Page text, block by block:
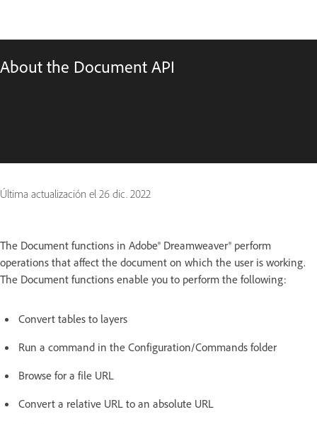
About the Document API
Última actualización el 26 dic. 2022
The Document functions in Adobe® Dreamweaver® perform
operations that affect the document on which the user is working.
The Document functions enable you to perform the following:
Convert tables to layers
Run a command in the Configuration/Commands folder
Browse for a file URL
Convert a relative URL to an absolute URL